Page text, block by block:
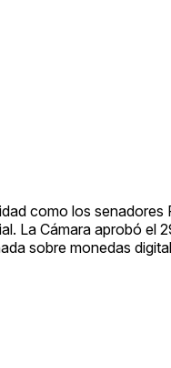
como los senadores
La Cámara aprobó el
sobre monedas